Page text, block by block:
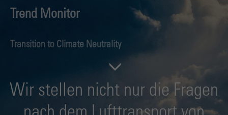
Trend Monitor
Transition to Climate Neutrality
Hydrogen Aviation
Wir stellen nicht nur die Fragen